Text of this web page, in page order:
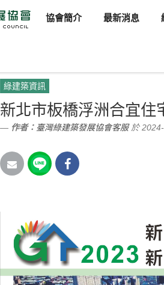
協會簡介 最新消息
綠建築資訊
新北市板橋浮洲合宜住
作者： 臺灣綠建築發展協會客服於